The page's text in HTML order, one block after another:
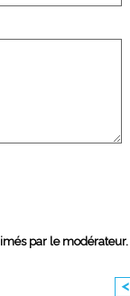
par le modérateur.
<